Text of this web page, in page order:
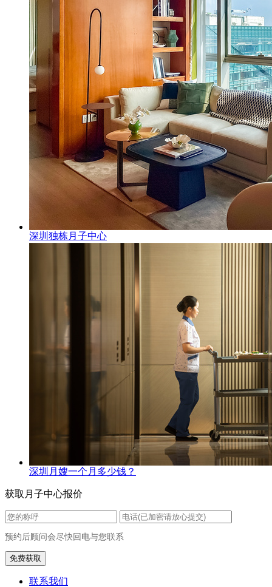
深圳独栋月子中心
深圳月嫂一个月多少钱？
获取月子中心报价
预约后顾问会尽快回电与您联系
联系我们